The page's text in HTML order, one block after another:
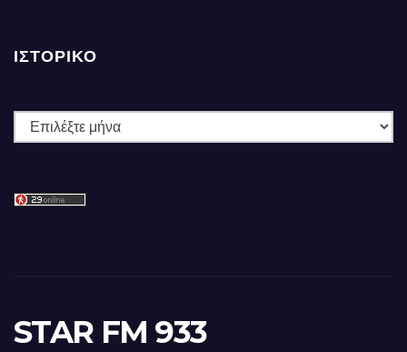
ΙΣΤΟΡΙΚΌ
Ιστορικό
STAR FM 933